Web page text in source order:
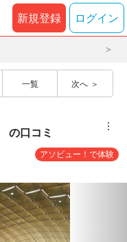
新規登録 ログイン
一覧 次へ
の口コミ ︙
アソビュー！で体験